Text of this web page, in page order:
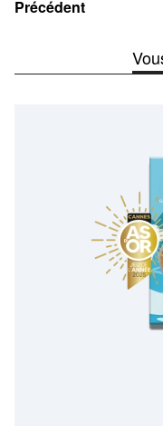
Précédent